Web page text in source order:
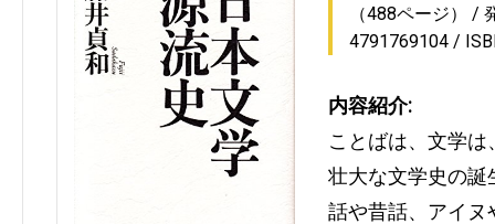
（488ページ）
4791769104
内容紹介:
ことばは、文学
壮大な文学史の誕
話や昔話、アイヌ